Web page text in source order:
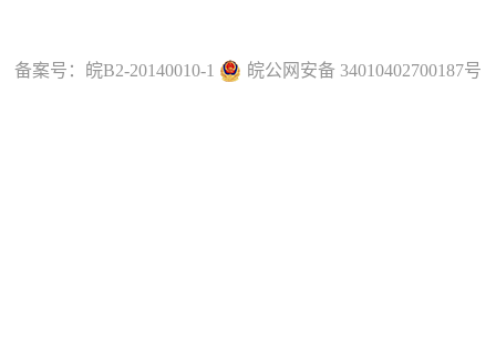
备案号： 皖B2-20140010-1 皖公网安备 34010402700187号